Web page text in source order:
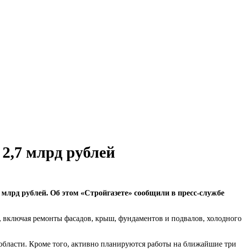
млрд рублей
рублей. Об этом «Стройгазете» сообщили в пресс-службе
ремонты фасадов, крыш, фундаментов и подвалов, холодного
Кроме того, активно планируются работы на ближайшие три